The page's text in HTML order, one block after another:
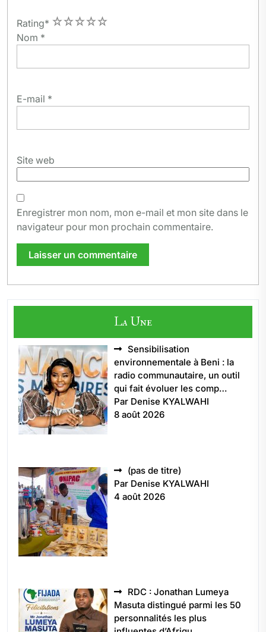
Rating* 5
4
3
2
1
Nom *
E-mail *
Site web
Enregistrer mon nom, mon e-mail et mon site dans le
navigateur pour mon prochain commentaire.
La Une
Sensibilisation
environnementale à Beni : la
radio communautaire, un outil
qui fait évoluer les comp…
Par Denise KYALWAHI
8 août 2026
(pas de titre)
5496
Par Denise KYALWAHI
4 août 2026
RDC : Jonathan Lumeya
Masuta distingué parmi les 50
personnalités les plus